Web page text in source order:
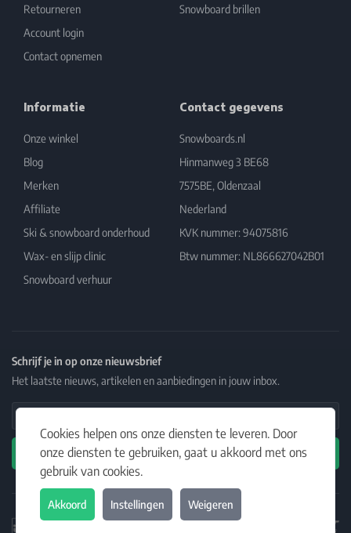
Cookies helpen ons onze diensten te leveren. Door
onze diensten te gebruiken, gaat u akkoord met ons
gebruik van cookies.
Akkoord Instellingen Weigeren
Retourneren
Account login
Contact opnemen
Snowboard brillen
Informatie
Onze winkel
Blog
Merken
Affiliate
Ski & snowboard onderhoud
Wax- en slijp clinic
Snowboard verhuur
Contact gegevens
Snowboards.nl
Hinmanweg 3 BE68
7575BE, Oldenzaal
Nederland
KVK nummer: 94075816
Btw nummer: NL866627042B01
Schrijf je in op onze nieuwsbrief
Het laatste nieuws, artikelen en aanbiedingen in jouw inbox.
Email Address
Abonneren